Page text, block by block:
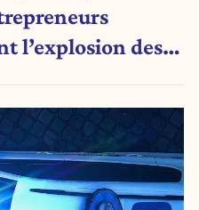
l’explosion des